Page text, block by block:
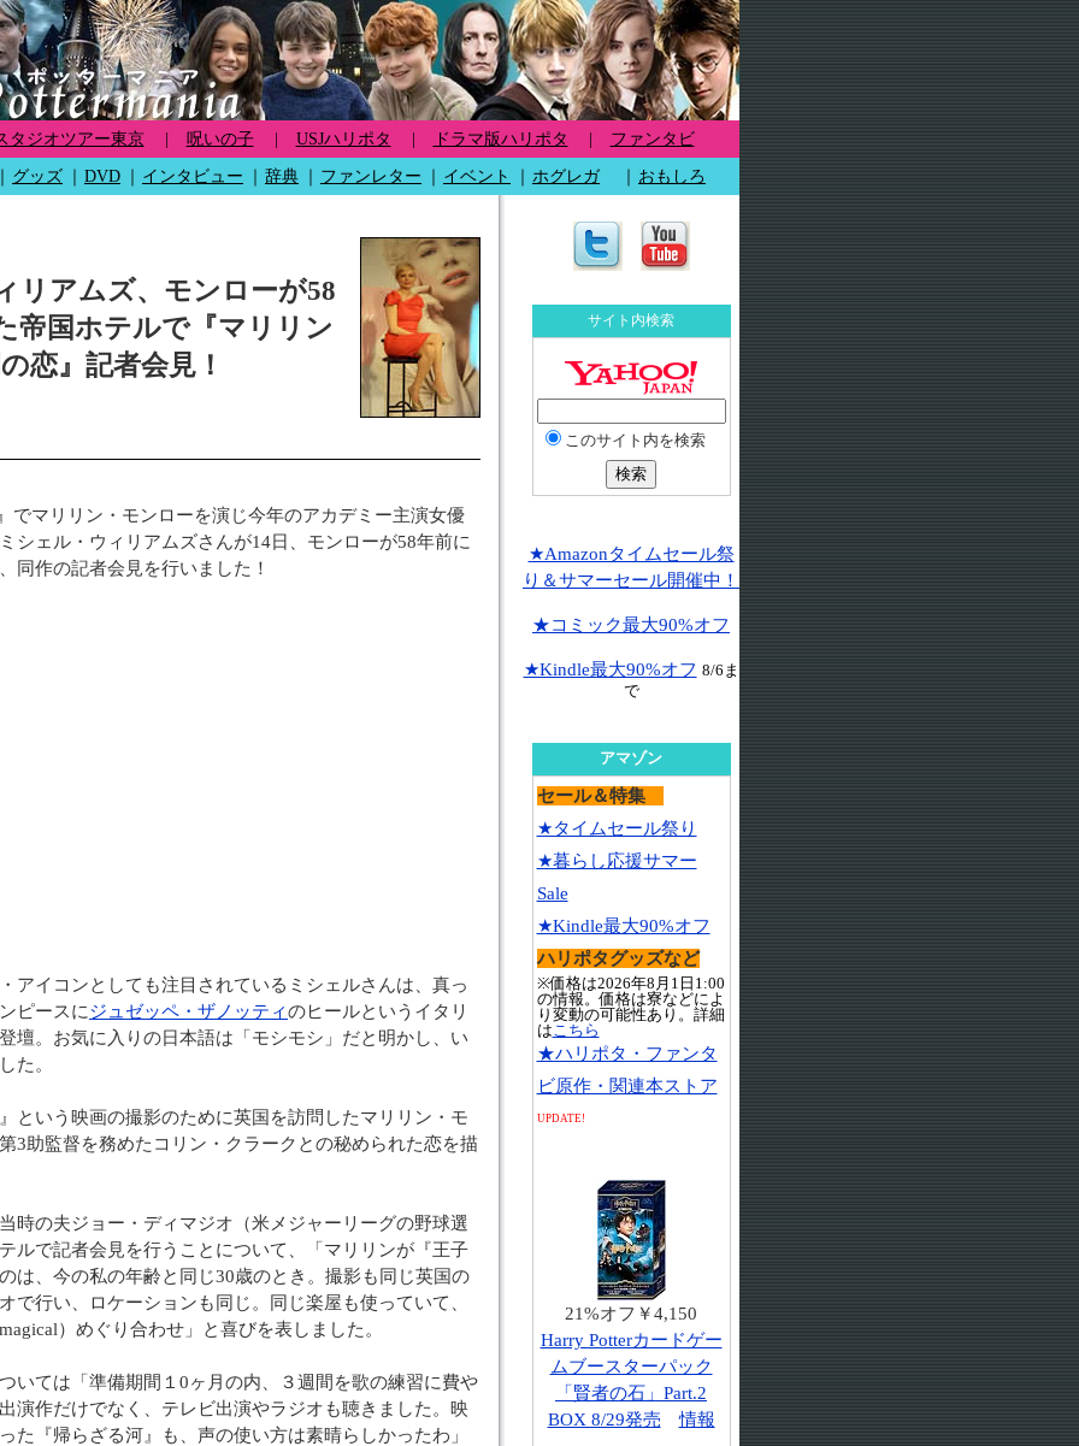
タジオツアー東京 呪いの子 USJハリポタ ドラマ版ハリポタ ファンタビ
グッズ DVD インタビュー 辞典 ファンレター イベント ホグレガ おもしろ
リアムズ、モンローが58
帝国ホテルで『マリリン
恋』記者会見！
でマリリン・モンローを演じ今年のアカデミー主演女優
シェル・ウィリアムズさんが14日、モンローが58年前に
同作の記者会見を行いました！
アイコンとしても注目されているミシェルさんは、真っ
ピースにジュゼッペ・ザノッティのヒールというイタリ
壇。お気に入りの日本語は「モシモシ」だと明かし、い
た。
という映画の撮影のために英国を訪問したマリリン・モ
3助監督を務めたコリン・クラークとの秘められた恋を描
時の夫ジョー・ディマジオ（米メジャーリーグの野球選
ルで記者会見を行うことについて、「マリリンが『王子
は、今の私の年齢と同じ30歳のとき。撮影も同じ英国の
で行い、ロケーションも同じ。同じ楽屋も使っていて、
）めぐり合わせ」と喜びを表しました。
いては「準備期間１0ヶ月の内、３週間を歌の練習に費や
演作だけでなく、テレビ出演やラジオも聴きました。映
た『帰らざる河』も、声の使い方は素晴らしかったわ」
サイト内検索
このサイト内を検索
★Amazonタイムセール祭
り＆サマーセール開催中！
★コミック最大90%オフ
★Kindle最大90%オフ 8/6ま
で
アマゾン
セール＆特集
★タイムセール祭り
★暮らし応援サマー
Sale
★Kindle最大90%オフ
ハリポタグッズなど
※価格は2026年8月1日1:00
の情報。価格は寮などによ
り変動の可能性あり。詳細
はこちら
★ハリポタ・ファンタ
ビ原作・関連本ストア
UPDATE!
21%オフ￥4,150
Harry Potterカードゲー
ムブースターパック
「賢者の石」Part.2
BOX 8/29発売
情報